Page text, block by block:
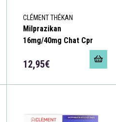
CLÉMENT THÉKAN
Milprazikan
16mg/40mg Chat Cpr
12,95€